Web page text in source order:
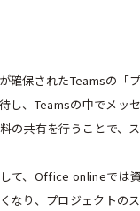
確保されたTeamsの「
し、Teamsの中でメッ
の共有を行うことで、
て、Office onlineでは
なり、プロジェクトの